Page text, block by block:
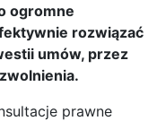
ogromne
rozwiązać
umów, przez
prawne